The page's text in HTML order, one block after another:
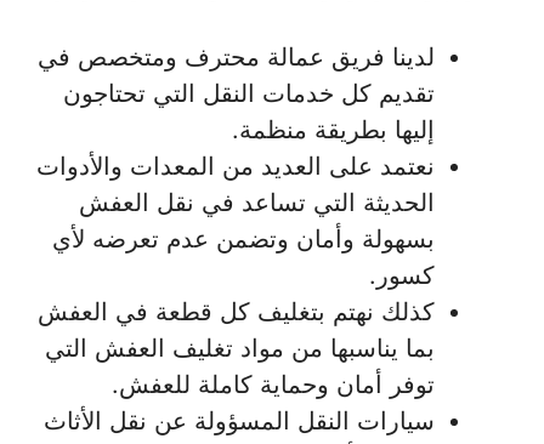
لدينا فريق عمالة محترف ومتخصص في
تقديم كل خدمات النقل التي تحتاجون
إليها بطريقة منظمة.
نعتمد على العديد من المعدات والأدوات
الحديثة التي تساعد في نقل العفش
بسهولة وأمان وتضمن عدم تعرضه لأي
كسور.
كذلك نهتم بتغليف كل قطعة في العفش
بما يناسبها من مواد تغليف العفش التي
توفر أمان وحماية كاملة للعفش.
سيارات النقل المسؤولة عن نقل الأثاث